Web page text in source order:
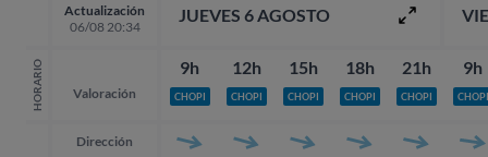
Actualización
06/08 20:34
HORARIO Valoración
Dirección
JUEVES 6 AGOSTO
9h
CHOPI
12h
CHOPI
15h
CHOPI
18h
CHOPI
21h
CHOPI
9h
CHOPI